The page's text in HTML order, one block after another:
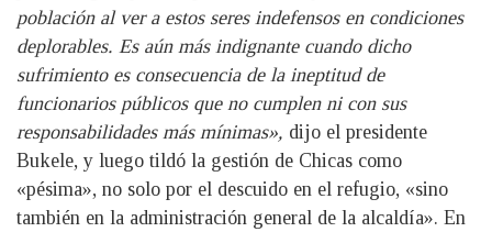
población al ver a estos seres indefensos en condiciones
deplorables. Es aún más indignante cuando dicho
sufrimiento es consecuencia de la ineptitud de
funcionarios públicos que no cumplen ni con sus
responsabilidades más mínimas», dijo el presidente
Bukele, y luego tildó la gestión de Chicas como
«pésima», no solo por el descuido en el refugio, «sino
también en la administración general de la alcaldía». En